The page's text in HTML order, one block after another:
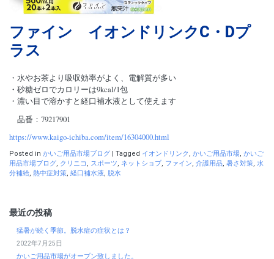
ファイン イオンドリンクC・Dプ
ラス
・水やお茶より吸収効率がよく、電解質が多い
・砂糖ゼロでカロリーは9kcal/1包
・濃い目で溶かすと経口補水液として使えます
品番：79217901
https://www.kaigo-ichiba.com/item/16304000.html
Posted in かいご用品市場ブログ Tagged イオンドリンク , かいご用品市場, かいご
用品市場ブログ, クリニコ , スポーツ, ネットショプ, ファイン, 介護用品, 暑さ対策, 水
分補給, 熱中症対策, 経口補水液, 脱水
最近の投稿
猛暑が続く季節。脱水症の症状とは？
2022年7月25日
かいご用品市場がオープン致しました。